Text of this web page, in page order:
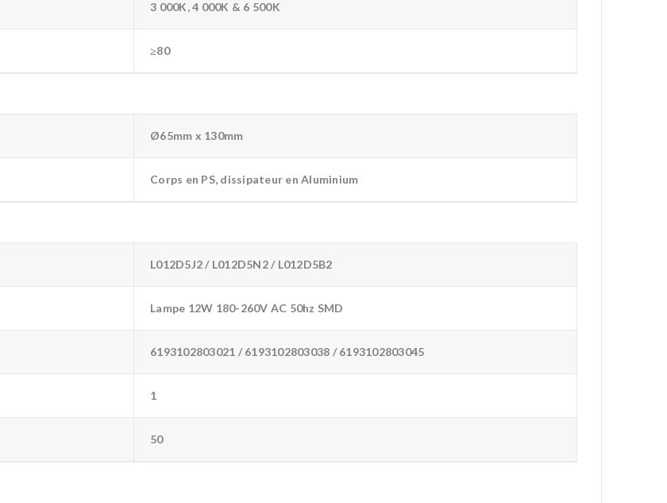
3 000K, 4 000K & 6 500K
≥80
Ø65mm x 130mm
Corps en PS, dissipateur en Aluminium
L012D5J2 / L012D5N2 / L012D5B2
Lampe 12W 180-260V AC 50hz SMD
6193102803021 / 6193102803038 / 6193102803045
1
50